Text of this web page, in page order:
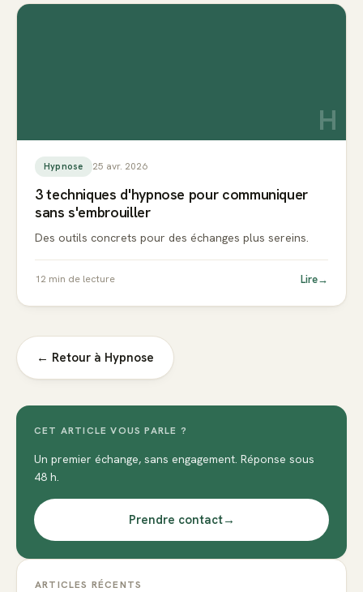
H
Hypnose 25 avr. 2026
3 techniques d'hypnose pour communiquer
sans s'embrouiller
Des outils concrets pour des échanges plus sereins.
12 min de lecture Lire→
← Retour à Hypnose
CET ARTICLE VOUS PARLE ?
Un premier échange, sans engagement. Réponse sous
48 h.
Prendre contact→
ARTICLES RÉCENTS